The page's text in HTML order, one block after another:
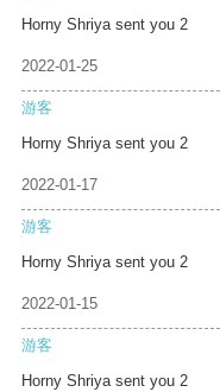
Horny Shriya sent you 2
2022-01-25
游客
Horny Shriya sent you 2
2022-01-17
游客
Horny Shriya sent you 2
2022-01-15
游客
Horny Shriya sent you 2